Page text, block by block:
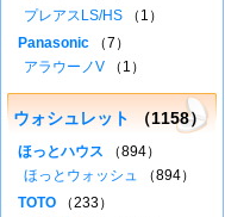
プレアスLS/HS （1）
Panasonic （7）
アラウーノV （1）
ウォシュレット （1158）
ほっとハウス （894）
ほっとウォッシュ （894）
TOTO （233）